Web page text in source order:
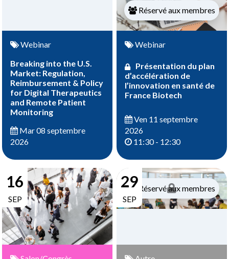
Webinar
Breaking into the U.S.
Market: Regulation,
Reimbursement & Policy
for Digital Therapeutics
and Remote Patient
Monitoring
Mar 08 septembre
2026
Réservé aux membres
Webinar
Présentation du plan
d’accélération de
l’innovation en santé de
France Biotech
Ven 11 septembre
2026
11:30 - 12:30
16
SEP
29
SEP
Réservé aux membres